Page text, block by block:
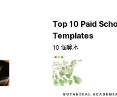
Top 10 Paid
Templates
10 個範本